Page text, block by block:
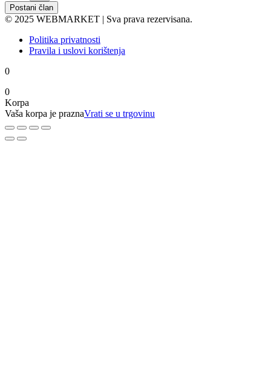
Postani član
© 2025 WEBMARKET | Sva prava rezervisana.
Politika privatnosti
Pravila i uslovi korištenja
0
0
Korpa
Vaša korpa je praznaVrati se u trgovinu